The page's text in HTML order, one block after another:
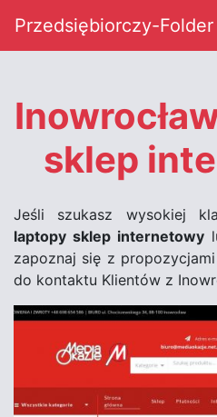
Przedsiębiorczy-Folder
sklep
Jeśli szukasz wysokiej
laptopy sklep internetowy
zapoznaj się z
do kontaktu Klientów z